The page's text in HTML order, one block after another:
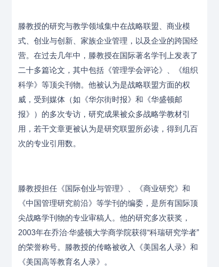
滕教授的研究与教学领域集中在战略联盟、商业模
式、创业与创新、家族企业管理，以及企业的跨国经
营。在过去几年中，滕教授在国际著名学刊上发表了
二十多篇论文，其中包括《管理学会评论》、《组织
科学》等顶尖刊物。他被认为是战略联盟方面的权
威，受到媒体（如《华尔街时报》和《华盛顿邮
报》）的多次专访，研究成果被众多战略学教材引
用，若干文章更被认为是研究联盟所必读，得到几百
次的专业引用数。
滕教授担任《国际创业与管理》、《商业研究》和
《中国管理研究前沿》等学刊的编委，是所有国际顶
尖战略学刊物的专业审稿人。他的研究多次获奖，
2003年在乔治∙华盛顿大学商学院获得“科瑞研究学者”
的荣誉称号。滕教授的传略被收入《美国名人录》和
《美国高等教育名人录》。